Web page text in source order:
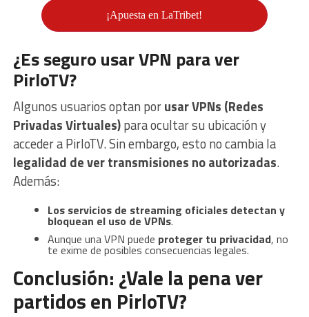
¡Apuesta en LaTribet!
¿Es seguro usar VPN para ver
PirloTV?
Algunos usuarios optan porusar VPNs (Redes
Privadas Virtuales)para ocultar su ubicación y
acceder a PirloTV. Sin embargo, esto no cambia la
legalidad de ver transmisiones no autorizadas.
Además:
Los servicios de streaming oficiales detectan y
bloquean el uso de VPNs.
Aunque una VPN puede proteger tu privacidad, no
te exime de posibles consecuencias legales.
Conclusión: ¿Vale la pena ver
partidos en PirloTV?